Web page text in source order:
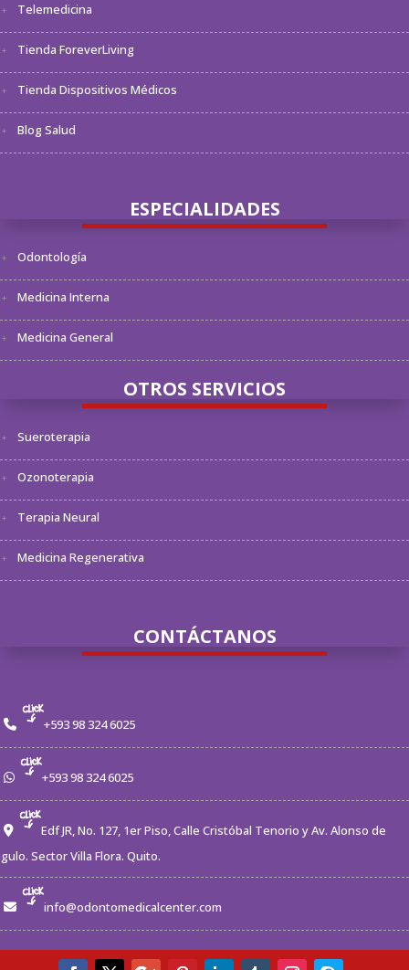
Telemedicina
Tienda ForeverLiving
Tienda Dispositivos Médicos
Blog Salud
ESPECIALIDADES
Odontología
Medicina Interna
Medicina General
OTROS SERVICIOS
Sueroterapia
Ozonoterapia
Terapia Neural
Medicina Regenerativa
CONTÁCTANOS
+593 98 324 6025
+593 98 324 6025
Edf JR, No. 127, 1er Piso, Calle Cristóbal Tenorio y Av. Alonso de
Sector Villa Flora. Quito.
info@odontomedicalcenter.com